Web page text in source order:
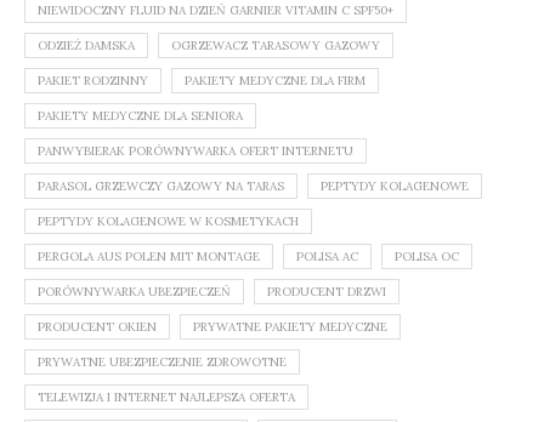
NIEWIDOCZNY FLUID NA DZIEŃ GARNIER VITAMIN C SPF50+
ODZIEŻ DAMSKA OGRZEWACZ TARASOWY GAZOWY
PAKIET RODZINNY PAKIETY MEDYCZNE DLA FIRM
PAKIETY MEDYCZNE DLA SENIORA
PANWYBIERAK PORÓWNYWARKA OFERT INTERNETU
PARASOL GRZEWCZY GAZOWY NA TARAS PEPTYDY KOLAGENOWE
PEPTYDY KOLAGENOWE W KOSMETYKACH
PERGOLA AUS POLEN MIT MONTAGE POLISA AC POLISA OC
PORÓWNYWARKA UBEZPIECZEŃ PRODUCENT DRZWI
PRODUCENT OKIEN PRYWATNE PAKIETY MEDYCZNE
PRYWATNE UBEZPIECZENIE ZDROWOTNE
TELEWIZJA I INTERNET NAJLEPSZA OFERTA